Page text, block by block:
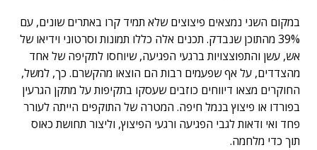
במקום השני נמצאים פיצוצים שלא תמיד קרו באתרים שונים, עם
39% מהתוכן שנבדק. תכנים אלה כללו תמונות וסרטוני וידיאו של
אש, עשן והתפוצצויות ברגעי הפגיעה, שיוחסו לתקיפה של אחד
מהצדדים, על אף שפעמים רבות הם הוצאו מהקשרם. כך, למשל,
החוקרים מצאו דיווחים כוזבים שעסקו בתקיפות על מתקן הגרעין
בפורדו או פיצוץ בנמל חיפה. המטרה של התוקפים הייתה לעורר
פחד ואי ודאות לגבי הפגיעה ורגעי הפיצוץ, וליצור תחושת כאוס
תוך כדי מלחמה.